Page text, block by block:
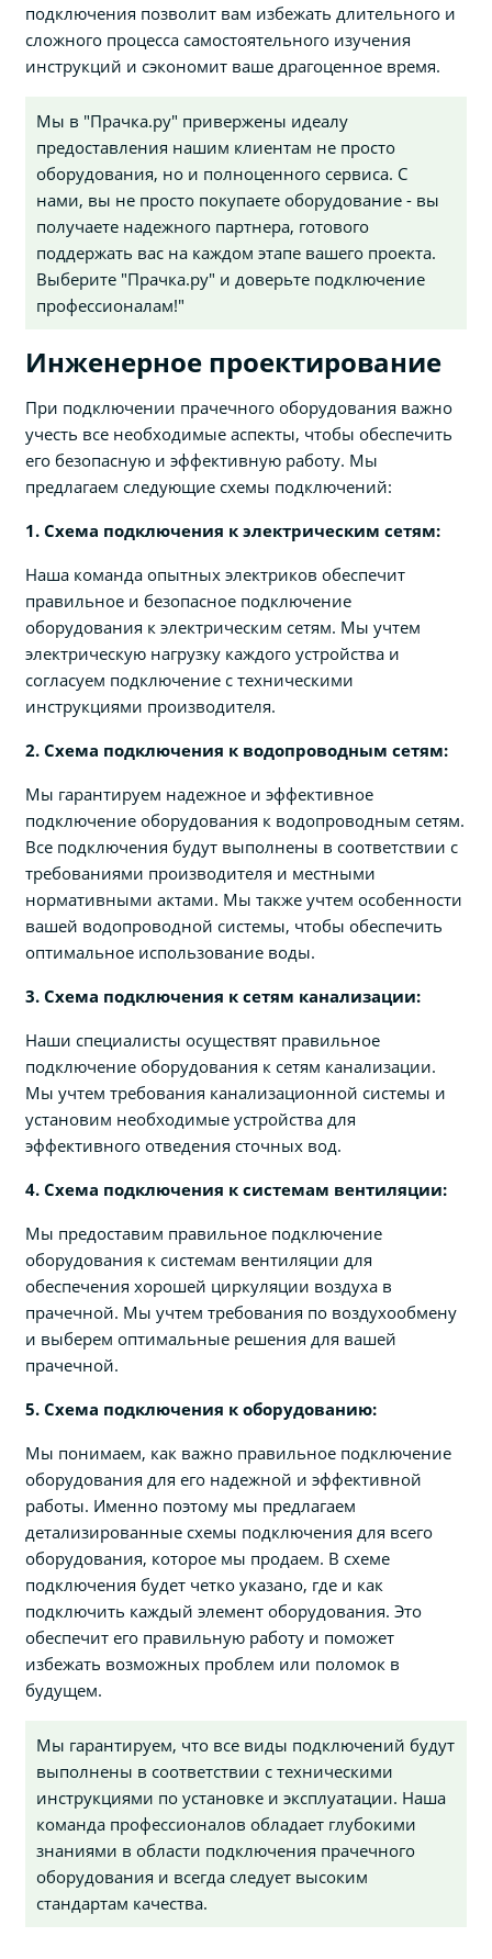
подключения позволит вам избежать длительного и
сложного процесса самостоятельного изучения
инструкций и сэкономит ваше драгоценное время.
Мы в "Прачка.ру" привержены идеалу
предоставления нашим клиентам не просто
оборудования, но и полноценного сервиса. С
нами, вы не просто покупаете оборудование - вы
получаете надежного партнера, готового
поддержать вас на каждом этапе вашего проекта.
Выберите "Прачка.ру" и доверьте подключение
профессионалам!"
Инженерное проектирование
При подключении прачечного оборудования важно
учесть все необходимые аспекты, чтобы обеспечить
его безопасную и эффективную работу. Мы
предлагаем следующие схемы подключений:
1. Схема подключения к электрическим сетям:
Наша команда опытных электриков обеспечит
правильное и безопасное подключение
оборудования к электрическим сетям. Мы учтем
электрическую нагрузку каждого устройства и
согласуем подключение с техническими
инструкциями производителя.
2. Схема подключения к водопроводным сетям:
Мы гарантируем надежное и эффективное
подключение оборудования к водопроводным сетям.
Все подключения будут выполнены в соответствии с
требованиями производителя и местными
нормативными актами. Мы также учтем особенности
вашей водопроводной системы, чтобы обеспечить
оптимальное использование воды.
3. Схема подключения к сетям канализации:
Наши специалисты осуществят правильное
подключение оборудования к сетям канализации.
Мы учтем требования канализационной системы и
установим необходимые устройства для
эффективного отведения сточных вод.
4. Схема подключения к системам вентиляции:
Мы предоставим правильное подключение
оборудования к системам вентиляции для
обеспечения хорошей циркуляции воздуха в
прачечной. Мы учтем требования по воздухообмену
и выберем оптимальные решения для вашей
прачечной.
5. Схема подключения к оборудованию:
Мы понимаем, как важно правильное подключение
оборудования для его надежной и эффективной
работы. Именно поэтому мы предлагаем
детализированные схемы подключения для всего
оборудования, которое мы продаем. В схеме
подключения будет четко указано, где и как
подключить каждый элемент оборудования. Это
обеспечит его правильную работу и поможет
избежать возможных проблем или поломок в
будущем.
Мы гарантируем, что все виды подключений будут
выполнены в соответствии с техническими
инструкциями по установке и эксплуатации. Наша
команда профессионалов обладает глубокими
знаниями в области подключения прачечного
оборудования и всегда следует высоким
стандартам качества.